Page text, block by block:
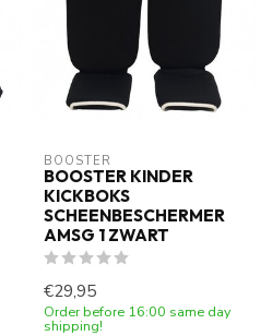
BOOSTER
BOOSTER KINDER
KICKBOKS
SCHEENBESCHERMER
AMSG 1 ZWART
€29,95
Order before 16:00 same day
shipping!